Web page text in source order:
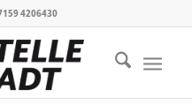
4206430